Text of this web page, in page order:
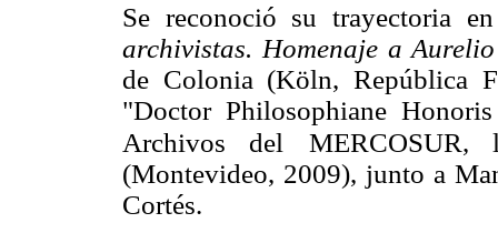
Se reconoció su trayectoria
archivistas. Homenaje a
de Colonia (Köln, República
"Doctor Philosophiane
Archivos del
(Montevideo, 2009), junto a
Cortés.